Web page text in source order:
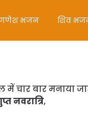
भजन शिव
चार बार मनाया
नवरात्रि,